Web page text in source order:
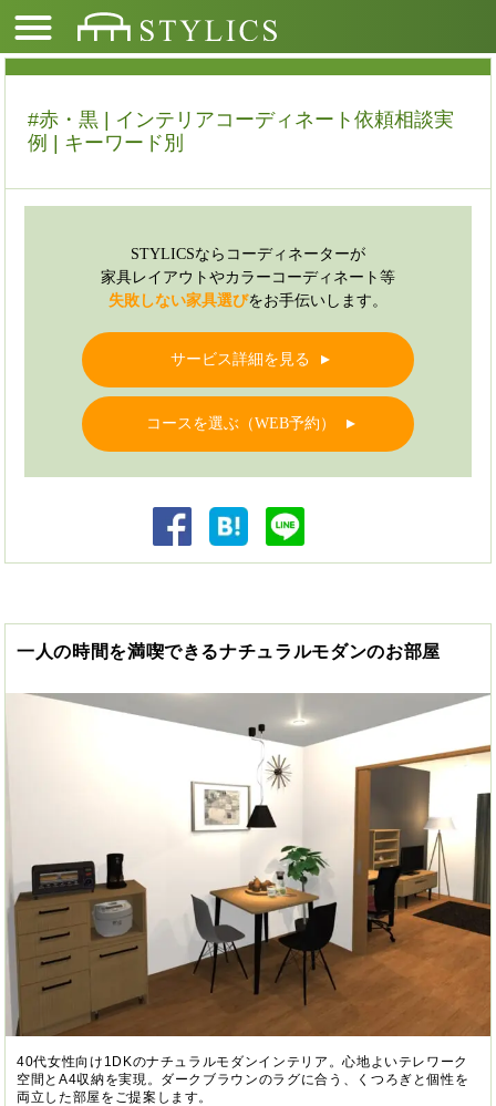
#赤・黒 | インテリアコーディネート依頼相談実
例 | キーワード別
STYLICSならコーディネーターが
家具レイアウトやカラーコーディネート等
失敗しない家具選びをお手伝いします。
サービス詳細を見る ▲
コースを選ぶ（WEB予約） ▲
一人の時間を満喫できるナチュラルモダンのお部屋
40代女性向け1DKのナチュラルモダンインテリア。心地よいテレワーク
空間とA4収納を実現。ダークブラウンのラグに合う、くつろぎと個性を
両立した部屋をご提案します。